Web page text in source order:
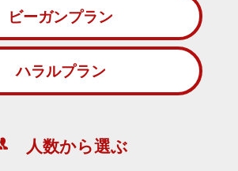
ビーガンプラン
ハラルプラン
人数から選ぶ